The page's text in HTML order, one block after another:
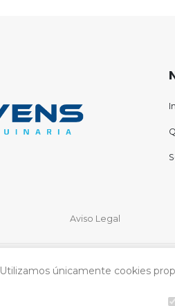
Utilizamos únicamente cookies
Aviso Legal